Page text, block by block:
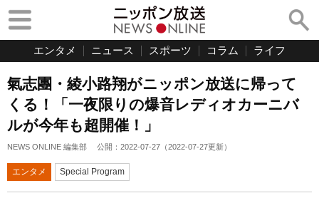
エンタメ ニュース スポーツ コラム ライフ
氣志團・綾小路翔がニッポン放送に帰って
くる！「一夜限りの爆音レディオカーニバ
ルが今年も超開催！」
NEWS ONLINE 編集部 公開： 2022-07-27 （2022-07-27更新）
エンタメ Special Program